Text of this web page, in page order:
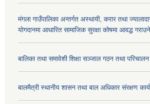
मंगला गाउँपालिका अन्तर्गत अस्थायी, करार तथा
योगदानमा आधारित सामाजिक सुरक्षा कोषमा आवद्ध
बालिका तथा समावेशी शिक्षा सञ्जाल गठन तथा
बालमैत्री स्थानीय शासन तथा बाल अधिकार संरक्षण